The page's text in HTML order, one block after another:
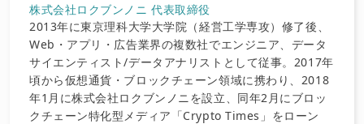
株式会社ロクブンノニ 代表取締役
2013年に東京理科大学大学院（経営工学専攻）修了後、
Web・アプリ・広告業界の複数社でエンジニア、データ
サイエンティスト/データアナリストとして従事。2017年
頃から仮想通貨・ブロックチェーン領域に携わり、2018
年1月に株式会社ロクブンノニを設立、同年2月にブロッ
クチェーン特化型メディア「Crypto Times」をローン